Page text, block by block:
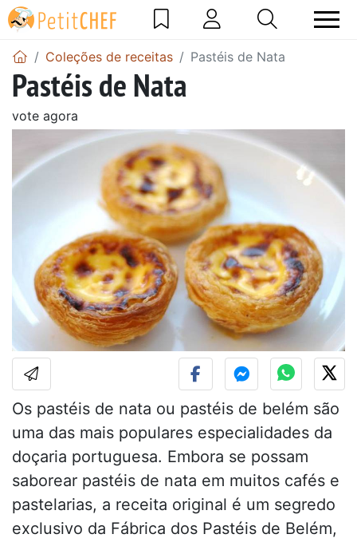
Coleções de receitas Pastéis de Nata
Pastéis de Nata
vote agora
Os pastéis de nata ou pastéis de belém são
uma das mais populares especialidades da
doçaria portuguesa. Embora se possam
saborear pastéis de nata em muitos cafés e
pastelarias, a receita original é um segredo
exclusivo da Fábrica dos Pastéis de Belém,